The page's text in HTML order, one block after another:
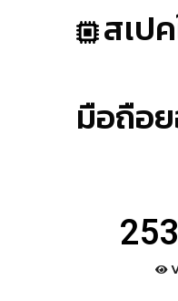
สเป
มือถือ